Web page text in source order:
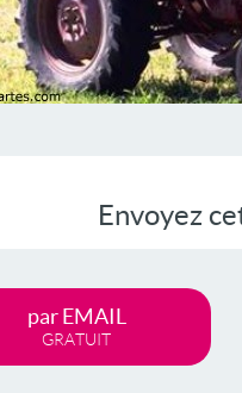
Envoyez
par EMAIL
GRATUIT